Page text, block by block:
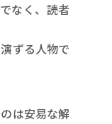
なく、読者
ずる人物で
は安易な解